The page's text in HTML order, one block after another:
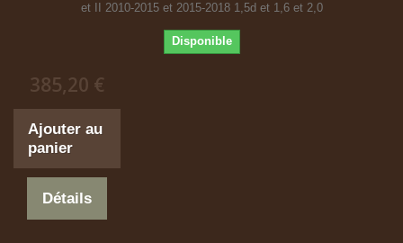
et II 2010-2015 et 2015-2018 1,5d et 1,6 et 2,0
Disponible
385,20 €
Ajouter au
panier
Détails